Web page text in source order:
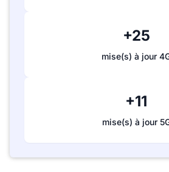
+25
mise(s) à jour
+11
mise(s) à jour